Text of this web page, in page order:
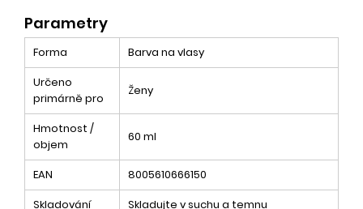
Parametry
Forma
Barva na vlasy
Určeno
primárně pro
Ženy
Hmotnost /
objem
60 ml
EAN
8005610666150
Skladování
Skladujte v suchu a temnu